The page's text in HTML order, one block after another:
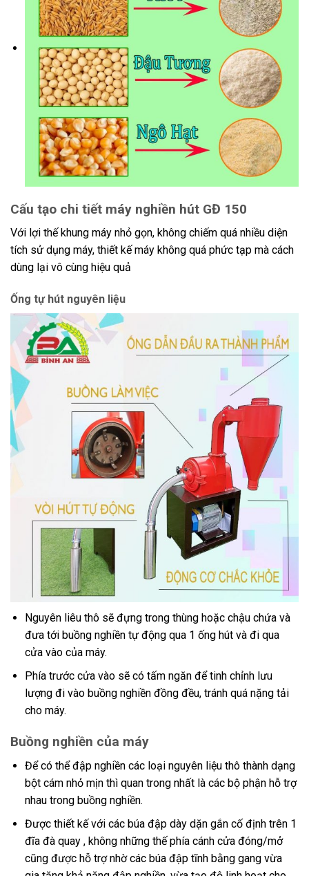
Cấu tạo chi tiết máy nghiền hút GĐ 150
Với lợi thế khung máy nhỏ gọn, không chiếm quá nhiều diện
tích sử dụng máy, thiết kế máy không quá phức tạp mà cách
dùng lại vô cùng hiệu quả
Ống tự hút nguyên liệu
Nguyên liêu thô sẽ đựng trong thùng hoặc chậu chứa và
đưa tới buồng nghiền tự động qua 1 ống hút và đi qua
cửa vào của máy.
Phía trước cửa vào sẽ có tấm ngăn để tinh chỉnh lưu
lượng đi vào buồng nghiền đồng đều, tránh quá nặng tải
cho máy.
Buồng nghiền của máy
Để có thể đập nghiền các loại nguyên liệu thô thành dạng
bột cám nhỏ mịn thì quan trong nhất là các bộ phận hỗ trợ
nhau trong buồng nghiền.
Được thiết kế với các búa đập dày dặn gắn cố định trên 1
đĩa đà quay , không những thế phía cánh cửa đóng/mở
cũng được hỗ trợ nhờ các búa đập tĩnh bằng gang vừa